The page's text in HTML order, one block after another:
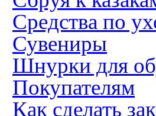
Средства по
Сувениры
Шнурки для
Покупателям
Как сделать